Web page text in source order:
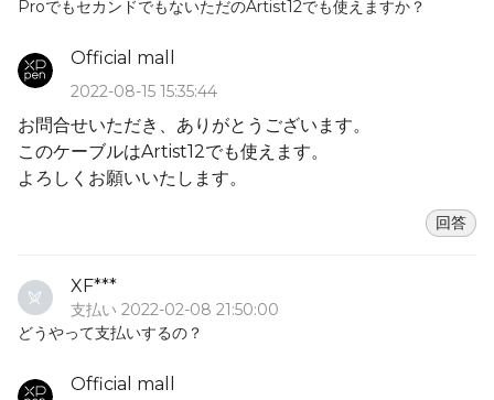
ProでもセカンドでもないただのArtist12でも使えますか？
Official mall
2022-08-15 15:35:44
お問合せいただき、ありがとうございます。
このケーブルはArtist12でも使えます。
よろしくお願いいたします。
回答
XF***
支払い 2022-02-08 21:50:00
どうやって支払いするの？
Official mall